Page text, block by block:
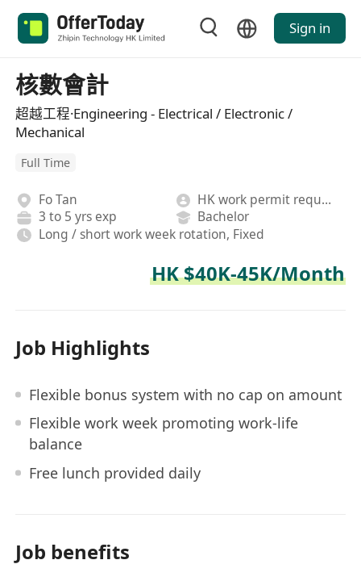
Sign in
核數會計
超越工程·Engineering - Electrical / Electronic /
Mechanical
Full Time
Fo Tan
HK work permit required
3 to 5 yrs exp
Bachelor
Long / short work week rotation, Fixed
HK $40K-45K/Month
Job Highlights
Flexible bonus system with no cap on amount
Flexible work week promoting work-life
balance
Free lunch provided daily
Job benefits